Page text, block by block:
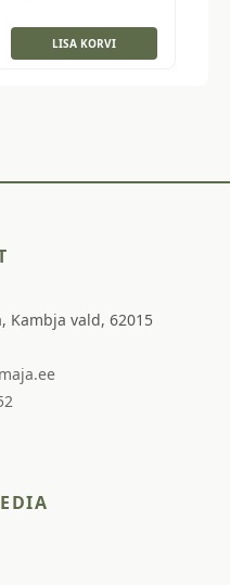
LISA KORVI
Kambja vald, 62015